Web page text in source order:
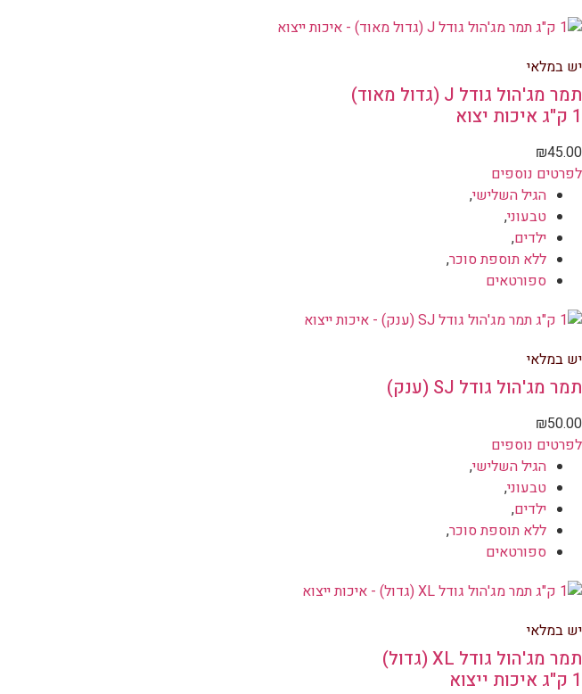
יש במלאי
תמר מג'הול גודל J (גדול מאוד)
1 ק"ג איכות יצוא
₪45.00
לפרטים נוספים
הגיל השלישי,
טבעוני,
ילדים,
ללא תוספת סוכר,
ספורטאים
יש במלאי
תמר מג'הול גודל SJ (ענק)
₪50.00
לפרטים נוספים
הגיל השלישי,
טבעוני,
ילדים,
ללא תוספת סוכר,
ספורטאים
יש במלאי
תמר מג'הול גודל XL (גדול)
1 ק"ג איכות ייצוא